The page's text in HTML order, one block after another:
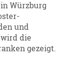
Würzburg
und
die
gezeigt.